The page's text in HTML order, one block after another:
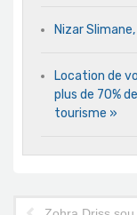
Nizar
Location de
plus de 70%
tourisme »